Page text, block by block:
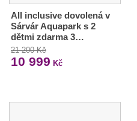
All inclusive dovolená v
Sárvár Aquapark s 2
dětmi zdarma 3…
21 200 Kč
10 999 Kč